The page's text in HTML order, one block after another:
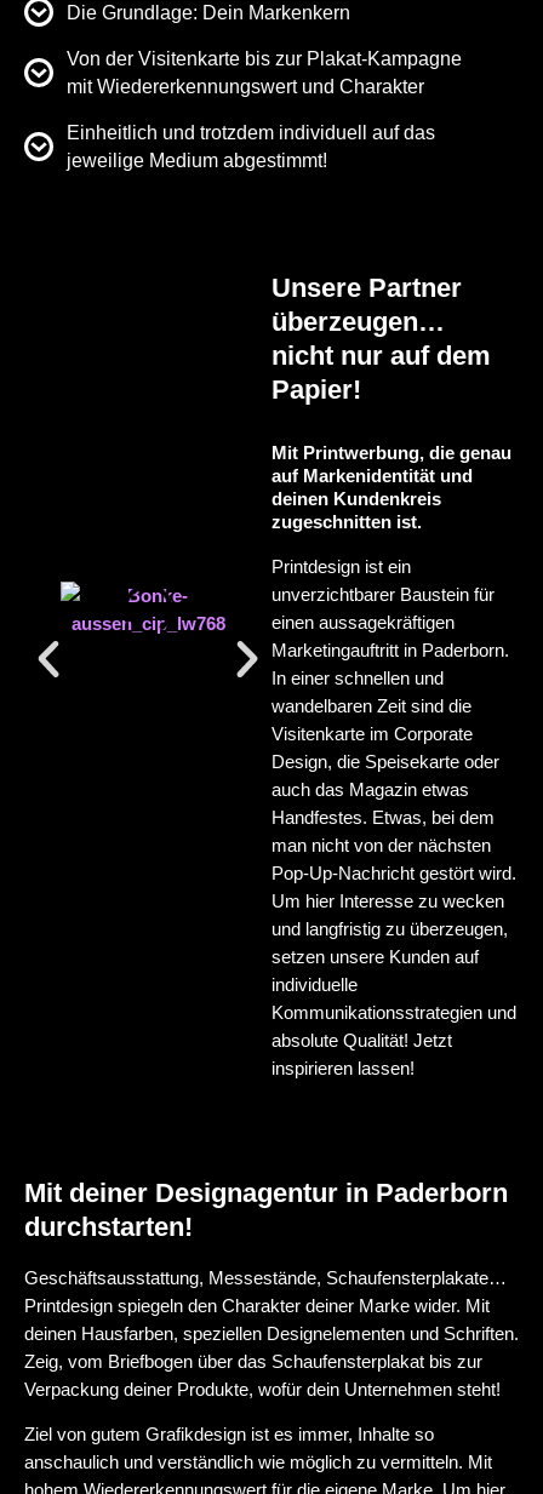
Die Grundlage: Dein Markenkern
Von der Visitenkarte bis zur Plakat-Kampagne
mit Wiedererkennungswert und Charakter
Einheitlich und trotzdem individuell auf das
jeweilige Medium abgestimmt!
Unsere Partner
überzeugen…
nicht nur auf dem
Papier!
Mit Printwerbung, die genau
auf Markenidentität und
deinen Kundenkreis
zugeschnitten ist.
Printdesign ist ein
unverzichtbarer Baustein für
einen aussagekräftigen
Marketingauftritt in Paderborn.
In einer schnellen und
wandelbaren Zeit sind die
Visitenkarte im Corporate
Design, die Speisekarte oder
auch das Magazin etwas
Handfestes. Etwas, bei dem
man nicht von der nächsten
Pop-Up-Nachricht gestört wird.
Um hier Interesse zu wecken
und langfristig zu überzeugen,
setzen unsere Kunden auf
individuelle
Kommunikationsstrategien und
absolute Qualität! Jetzt
inspirieren lassen!
Mit deiner Designagentur in Paderborn
durchstarten!
Geschäftsausstattung, Messestände, Schaufensterplakate…
Printdesign spiegeln den Charakter deiner Marke wider. Mit
deinen Hausfarben, speziellen Designelementen und Schriften.
Zeig, vom Briefbogen über das Schaufensterplakat bis zur
Verpackung deiner Produkte, wofür dein Unternehmen steht!
Ziel von gutem Grafikdesign ist es immer, Inhalte so
anschaulich und verständlich wie möglich zu vermitteln. Mit